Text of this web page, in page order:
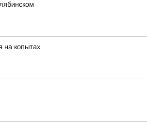
на копытах